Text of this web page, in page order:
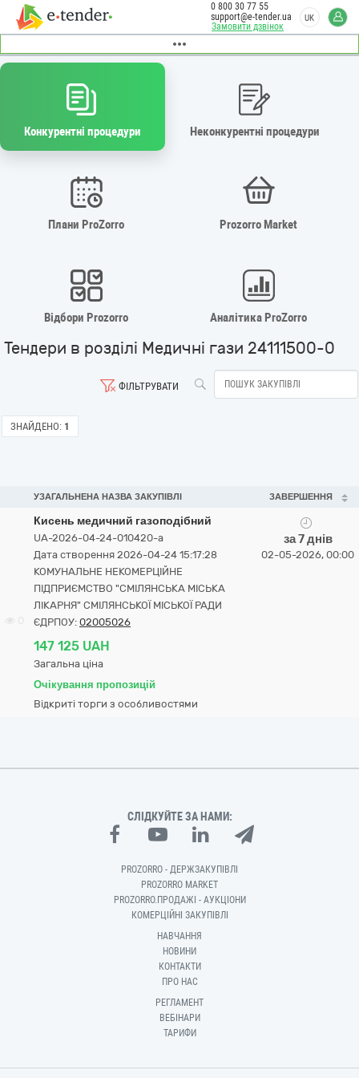
Замовити дзвінок
0 800 30 77 55
support@e-tender.ua
UK
Конкурентні процедури Неконкурентні процедури
Плани ProZorro Prozorro Market
Відбори Prozorro Аналітика ProZorro
Тендери в розділі Медичні гази 24111500-0
ФІЛЬТРУВАТИ
ЗНАЙДЕНО: 1
УЗАГАЛЬНЕНА НАЗВА ЗАКУПІВЛІ ЗАВЕРШЕННЯ
Кисень медичний газоподібний
UA-2026-04-24-010420-a
Дата створення 2026-04-24 15:17:28
КОМУНАЛЬНЕ НЕКОМЕРЦІЙНЕ
ПІДПРИЄМСТВО "СМІЛЯНСЬКА МІСЬКА
ЛІКАРНЯ" СМІЛЯНСЬКОЇ МІСЬКОЇ РАДИ
ЄДРПОУ: 02005026
147 125 UAH
Загальна ціна
Очікування пропозицій
Відкриті торги з особливостями
за 7 днів
02-05-2026, 00:00
СЛІДКУЙТЕ ЗА НАМИ:
PROZORRO - ДЕРЖЗАКУПІВЛІ
PROZORRO MARKET
PROZORRO.ПРОДАЖІ - АУКЦІОНИ
КОМЕРЦІЙНІ ЗАКУПІВЛІ
НАВЧАННЯ
НОВИНИ
КОНТАКТИ
ПРО НАС
РЕГЛАМЕНТ
ВЕБІНАРИ
ТАРИФИ